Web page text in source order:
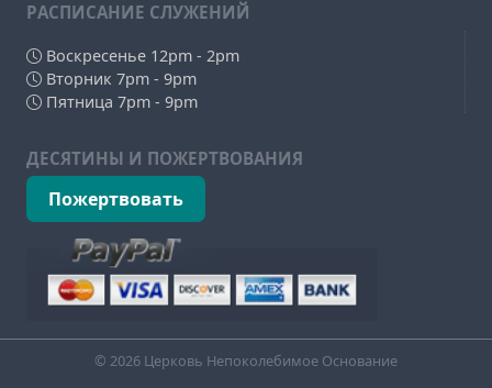
РAСПИСАНИЕ СЛУЖЕНИЙ
Воскресенье 12pm - 2pm
Вторник 7pm - 9pm
Пятница 7pm - 9pm
ДЕСЯТИНЫ И ПОЖЕРТВОВАНИЯ
Пожертвовать
© 2026 Церковь Непоколебимое Основание